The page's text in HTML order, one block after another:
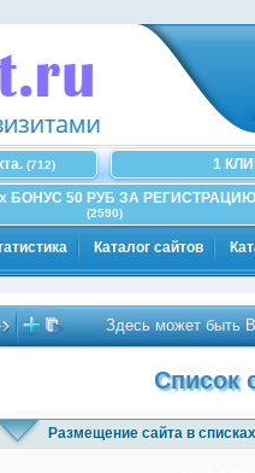
(712) 1
x БОНУС 50 РУБ ЗА
(2590)
Каталог сайтов
Здесь может быть Ваша
Список
Размещение сайта в